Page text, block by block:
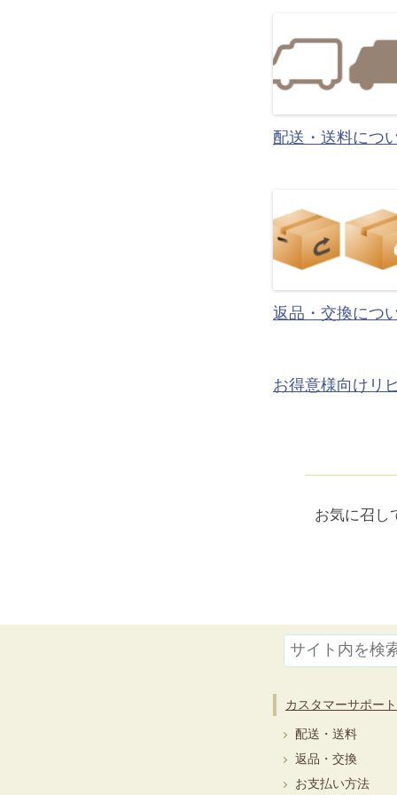
配送・送料につ
返品・交換につ
お得意様向けリ
お気に召し
カスタマーサポート
配送・送料
返品・交換
お支払い方法